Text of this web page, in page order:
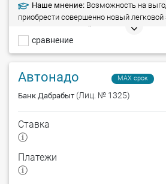
сравнение
Наше мнение: Возможность на
приобрести совершенно новый
автосалонах на всей территории
кредитования без предоставления
кредитования – 7 лет. Возможность
Автонадо MAX срок
Банк Дабрабыт (Лиц. № 1325)
Ставка
Платежи